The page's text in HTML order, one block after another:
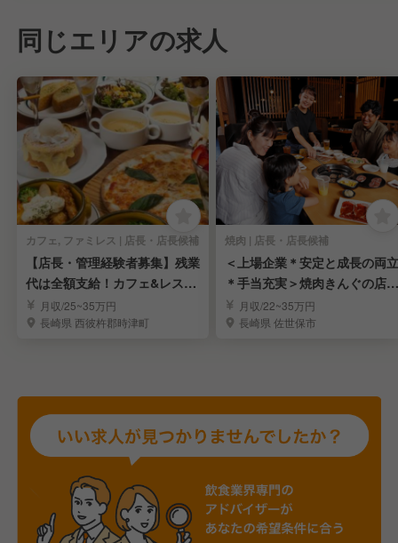
同じエリアの求人
カフェ, ファミレス | 店長・店長候補
【店長・管理経験者募集】残業
代は全額支給！カフェ&レスト
ラン店長候補募集
月収/25~35万円
長崎県 西彼杵郡時津町
焼肉 | 店長・店長候補
＜上場企業＊安定と成長の両立
＊手当充実＞焼肉きんぐの店長
候補を募集中！
月収/22~35万円
長崎県 佐世保市